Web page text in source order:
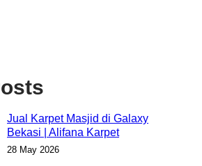
Jual Karpet Masjid di Galaxy
Bekasi | Alifana Karpet
28 May 2026